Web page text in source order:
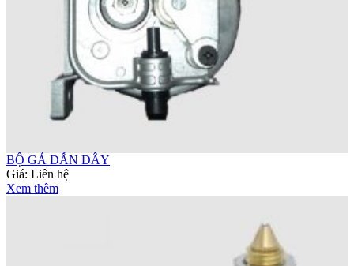
BỘ GÁ DẪN DÂY
Giá: Liên hệ
Xem thêm